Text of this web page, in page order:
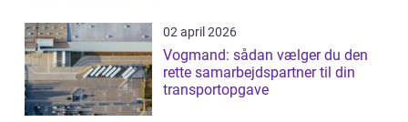
02 april 2026
Vogmand: sådan vælger du den
rette samarbejdspartner til din
transportopgave